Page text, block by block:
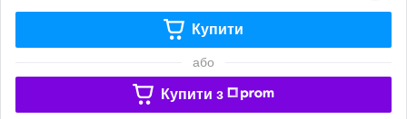
Купити
або
Купити з